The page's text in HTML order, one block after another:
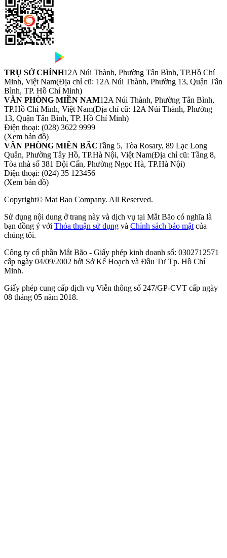
TRỤ SỞ CHÍNH12A Núi Thành, Phường Tân Bình, TP.Hồ Chí
Minh, Việt Nam(Địa chỉ cũ: 12A Núi Thành, Phường 13, Quận Tân
Bình, TP. Hồ Chí Minh)
VĂN PHÒNG MIỀN NAM12A Núi Thành, Phường Tân Bình,
TP.Hồ Chí Minh, Việt Nam(Địa chỉ cũ: 12A Núi Thành, Phường
13, Quận Tân Bình, TP. Hồ Chí Minh)
Điện thoại: (028) 3622 9999
(Xem bản đồ)
VĂN PHÒNG MIỀN BẮCTầng 5, Tòa Rosary, 89 Lạc Long
Quân, Phường Tây Hồ, TP.Hà Nội, Việt Nam(Địa chỉ cũ: Tầng 8,
Tòa nhà số 381 Đội Cấn, Phường Ngọc Hà, TP.Hà Nội)
Điện thoại: (024) 35 123456
(Xem bản đồ)
Copyright© Mat Bao Company. All Reserved.
Sử dụng nội dung ở trang này và dịch vụ tại Mắt Bão có nghĩa là
bạn đồng ý với Thỏa thuận sử dụng và Chính sách bảo mật của
chúng tôi.
Công ty cổ phần Mắt Bão - Giấy phép kinh doanh số: 0302712571
cấp ngày 04/09/2002 bởi Sở Kế Hoạch và Đầu Tư Tp. Hồ Chí
Minh.
Giấy phép cung cấp dịch vụ Viễn thông số 247/GP-CVT cấp ngày
08 tháng 05 năm 2018.